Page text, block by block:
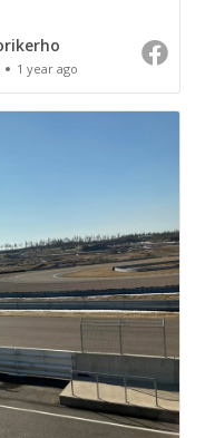
1 year ago